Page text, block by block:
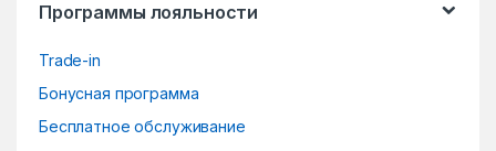
Программы лояльности
Trade-in
Бонусная программа
Бесплатное обслуживание